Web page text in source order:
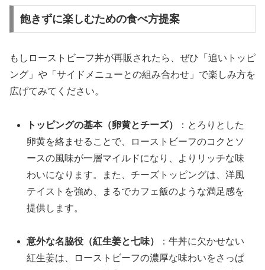
飽きずに楽しむための食べ方提案
もしローストビーフ丼が再販されたら、ぜひ「追いトッピ
ング」や「サイドメニューとの組み合わせ」で楽しみ方を
広げてみてください。
トッピングの基本（卵黄とチーズ）
：とろりとした
卵黄を絡ませることで、ローストビーフのコクとソ
ースの風味が一層マイルドになり、よりリッチな味
わいになります。また、チーズトッピングは、洋風
テイストを強め、まるでカフェ飯のような満足感を
提供します。
意外な名脇役（紅生姜と七味）
：牛丼に欠かせない
紅生姜は、ローストビーフの濃厚な味わいをさっぱ